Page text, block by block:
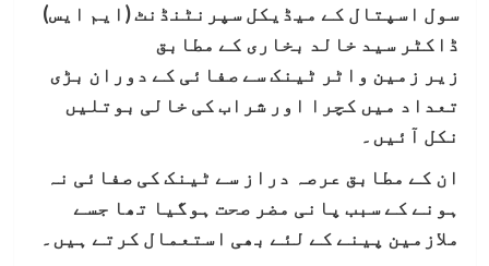
سول اسپتال کے میڈیکل سپرنٹنڈنٹ (ایم ایس)
ڈاکٹر سید خالد بخاری کے مطابق
زیر زمین واٹر ٹینک سے صفائی کے دوران بڑی
تعداد میں کچرا اور شراب کی خالی بوتلیں
نکل آئیں۔
ان کے مطابق عرصہ دراز سے ٹینک کی صفائی نہ
ہونے کے سبب پانی مضر صحت ہوگیا تھا جسے
ملازمین پینے کے لئے بھی استعمال کرتے ہیں۔